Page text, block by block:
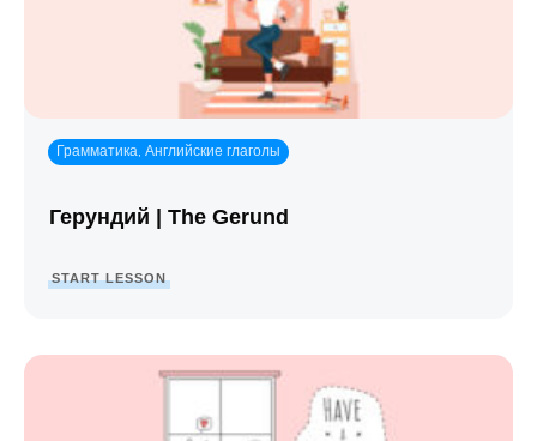
Грамматика, Английские глаголы
Герундий | The Gerund
START LESSON